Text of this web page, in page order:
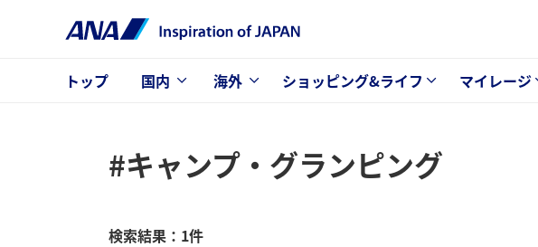
トップ 国内 海外 ショッピング&ライフ マイレージ
#キャンプ・グランピング
検索結果：1件